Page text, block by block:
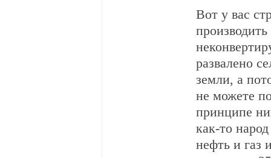
Вот у вас
развалено
земли, а
не можете
принципе
как-то
нефть и газ